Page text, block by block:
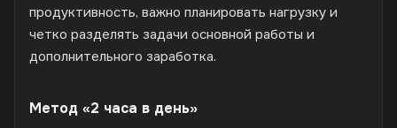
продуктивность, важно планировать нагрузку и
четко разделять задачи основной работы и
дополнительного заработка.
Метод «2 часа в день»